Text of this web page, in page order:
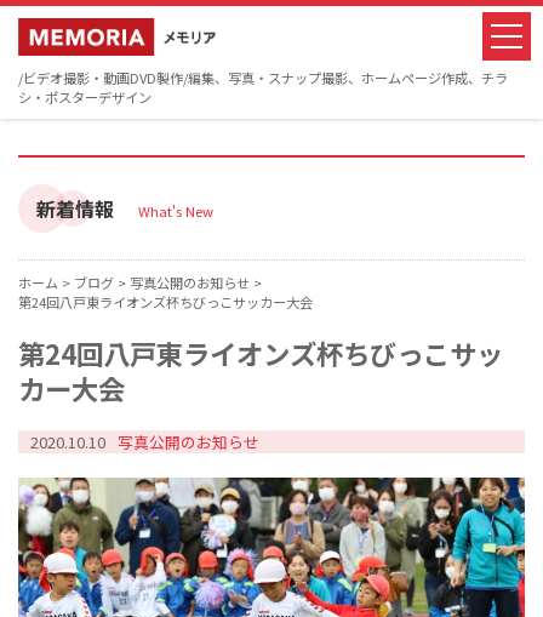
/ビデオ撮影・動画DVD製作/編集、写真・スナップ撮影、ホームページ作成、チラ
シ・ポスターデザイン
新着情報 What's New
ホーム > ブログ > 写真公開のお知らせ >
第24回八戸東ライオンズ杯ちびっこサッカー大会
第24回八戸東ライオンズ杯ちびっこサッ
カー大会
2020.10.10 写真公開のお知らせ